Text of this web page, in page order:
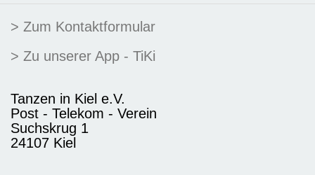
> Zum Kontaktformular
> Zu unserer App - TiKi
Tanzen in Kiel e.V.
Post - Telekom - Verein
Suchskrug 1
24107 Kiel